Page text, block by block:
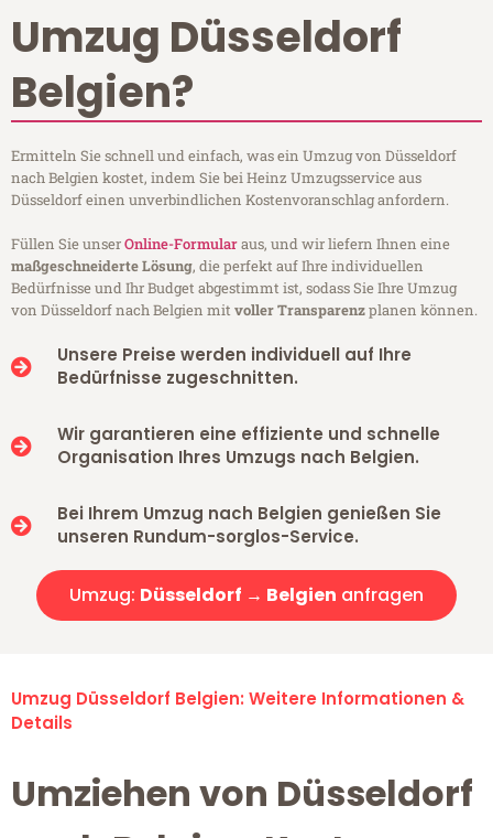
Umzug Düsseldorf
Belgien?
Ermitteln Sie schnell und einfach, was ein Umzug von Düsseldorf
nach Belgien kostet, indem Sie bei Heinz Umzugsservice aus
Düsseldorf einen unverbindlichen Kostenvoranschlag anfordern.
Füllen Sie unserOnline-Formularaus, und wir liefern Ihnen eine
maßgeschneiderte Lösung, die perfekt auf Ihre individuellen
Bedürfnisse und Ihr Budget abgestimmt ist, sodass Sie Ihre Umzug
von Düsseldorf nach Belgien mitvoller Transparenzplanen können.
Unsere Preise werden individuell auf Ihre
Bedürfnisse zugeschnitten.
Wir garantieren eine effiziente und schnelle
Organisation Ihres Umzugs nach Belgien.
Bei Ihrem Umzug nach Belgien genießen Sie
unseren Rundum-sorglos-Service.
Umzug: Düsseldorf → Belgien anfragen
Umzug Düsseldorf Belgien: Weitere Informationen &
Details
Umziehen von Düsseldorf